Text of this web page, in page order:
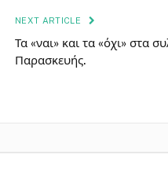
NEXT ARTICLE
Τα «ναι» και τα «όχι» στα
Παρασκευής.